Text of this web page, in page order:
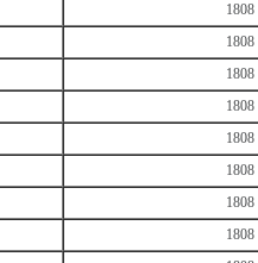
1808
1808
1808
1808
1808
1808
1808
1808